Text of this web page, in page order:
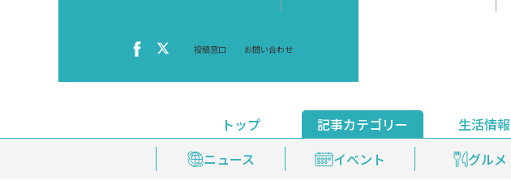
投稿窓口 お問い合わせ
トップ
記事カテゴリー
ニュース
イベント グルメ
生活情報
おくやみ情報
安全安心情報
ライブ配信